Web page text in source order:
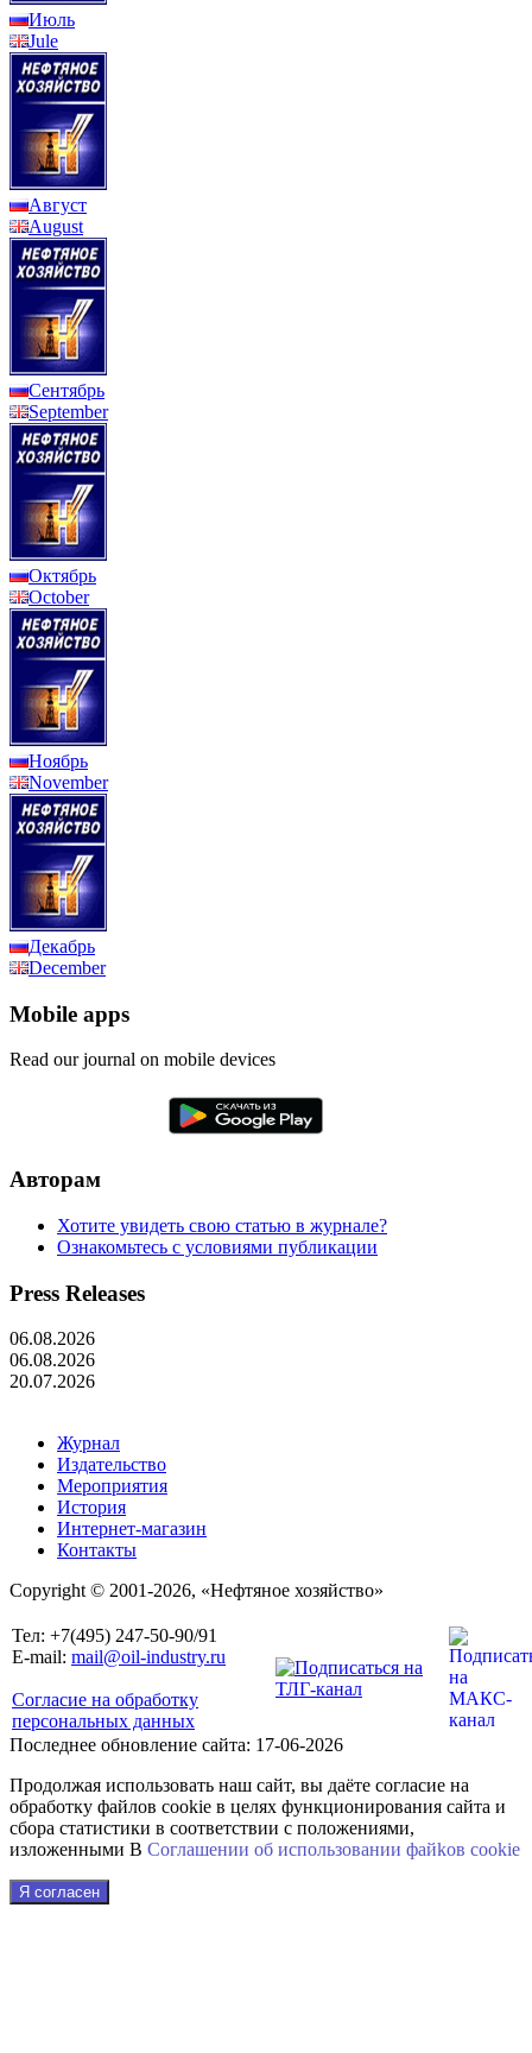
Июль
Jule
Август
August
Сентябрь
September
Октябрь
October
Ноябрь
November
Декабрь
December
Mobile apps
Read our journal on mobile devices
Авторам
Хотите увидеть свою статью в журнале?
Ознакомьтесь с условиями публикации
Press Releases
06.08.2026
06.08.2026
20.07.2026
Журнал
Издательство
Мероприятия
История
Интернет-магазин
Контакты
Copyright © 2001-2026, «Нефтяное хозяйство»
Тел: +7(495) 247-50-90/91
E-mail: mail@oil-industry.ru
Согласие на обработку
персональных данных
Последнее обновление сайта: 17-06-2026
Продолжая использовать наш сайт, вы даёте согласие на
обработку файлов cookie в целях функционирования сайта и
сбора статистики в соответствии с положениями,
изложенными В Соглашении об использовании файkов cookie
Я согласен